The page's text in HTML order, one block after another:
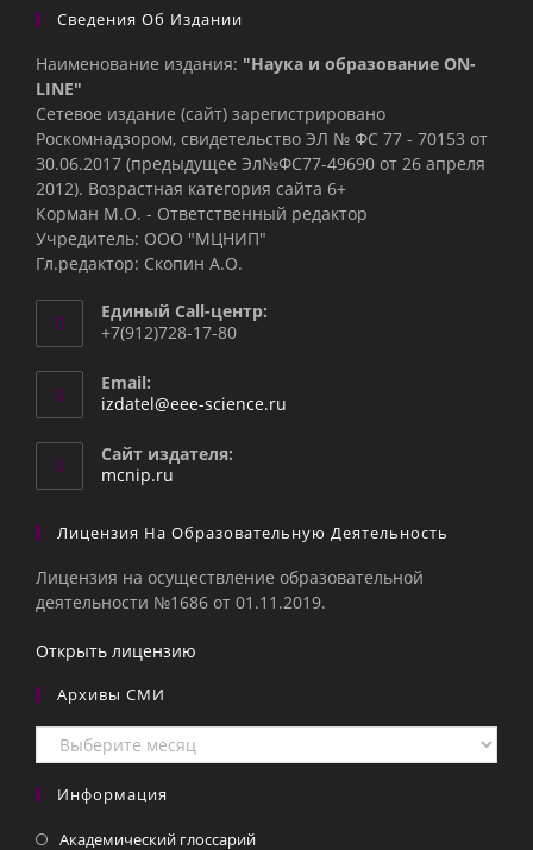
Сведения Об Издании
Наименование издания: "Наука и образование ON-
LINE"
Сетевое издание (сайт) зарегистрировано
Роскомнадзором, свидетельство ЭЛ № ФС 77 - 70153 от
30.06.2017 (предыдущее Эл№ФC77-49690 от 26 апреля
2012). Возрастная категория сайта 6+
Корман М.О. - Ответственный редактор
Учредитель: ООО "МЦНИП"
Гл.редактор: Скопин А.О.
Единый Call-центр:
+7(912)728-17-80
Email:
izdatel@eee-science.ru
Сайт издателя:
mcnip.ru
Лицензия На Образовательную Деятельность
Лицензия на осуществление образовательной
деятельности №1686 от 01.11.2019.
Открыть лицензию
Архивы СМИ
Архивы
СМИ
Информация
Академический глоссарий